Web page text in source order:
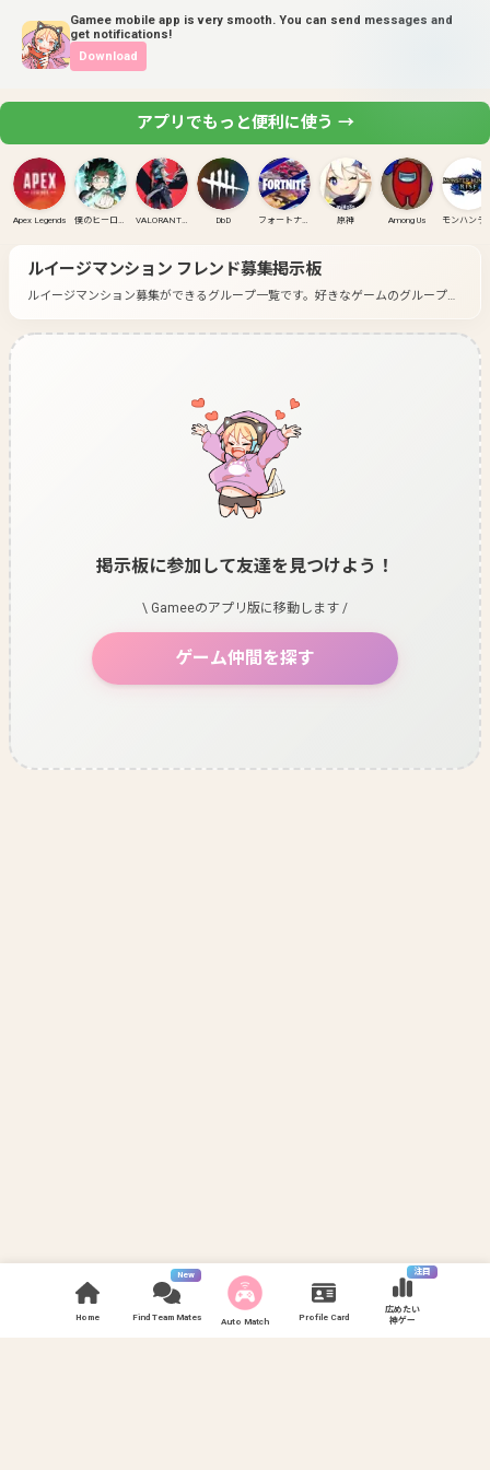
Gamee mobile app is very smooth. You can send messages and
get notifications!
Download
Home
New
Find Team Mates Auto Match Profile Card
注目
広めたい
神ゲー
アプリでもっと便利に使う →
Apex Legends 僕のヒーローアカデミア ULTRA RUMBLE VALORANT(PC) DbD フォートナイト 原神 Among Us
ルイージマンション フレンド募集掲示板
ルイージマンション募集ができるグループ一覧です。 好きなゲームのグループに
掲示板に参加して友達を見つけよう！
\ Gameeのアプリ版に移動します /
ゲーム仲間を探す